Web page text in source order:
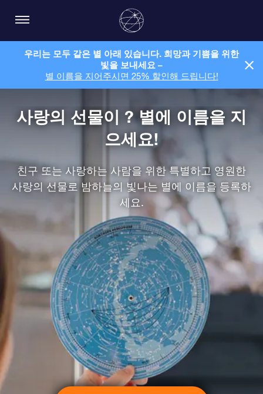
우리는 모두 같은 별 아래 있습니다. 희망과 기쁨을 위한
빛을 보내세요 –
별 이름을 지어주시면 25% 할인해 드립니다!
사랑의 선물이 ? 별에 이름을 지
으세요!
친구 또는 사랑하는 사람을 위한 특별하고 영원한
사랑의 선물로 밤하늘의 빛나는 별에 이름을 등록하
세요.